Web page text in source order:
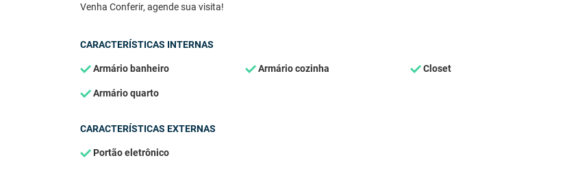
Venha Conferir, agende sua visita!
CARACTERÍSTICAS INTERNAS
Armário banheiro Armário cozinha Closet
Armário quarto
CARACTERÍSTICAS EXTERNAS
Portão eletrônico